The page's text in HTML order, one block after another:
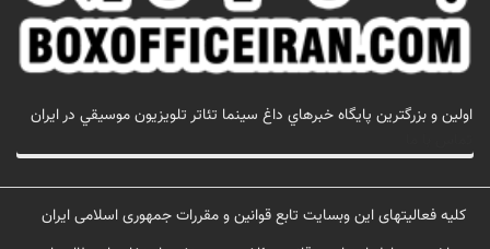
اولين و بزرگترين پايگاه خبرهاي داغ سينما تئاتر تلويزيون موسيقي در ايران
کلیه فعالیتهای این وبسایت تابع قوانین و مقررات جمهوری اسلامی ایران